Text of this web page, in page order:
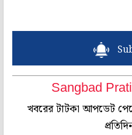
Sangbad
খবরের টাটকা আপডেট